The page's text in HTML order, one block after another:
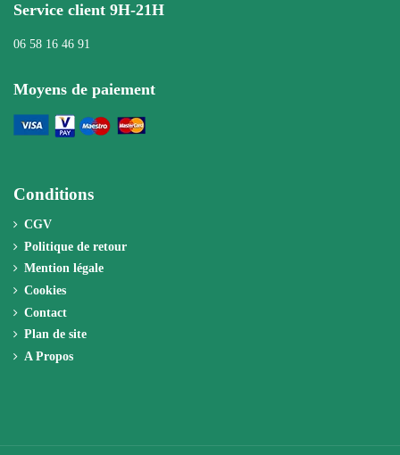
Service client 9H-21H
06 58 16 46 91
Moyens de paiement
Conditions
CGV
Politique de retour
Mention légale
Cookies
Contact
Plan de site
A Propos